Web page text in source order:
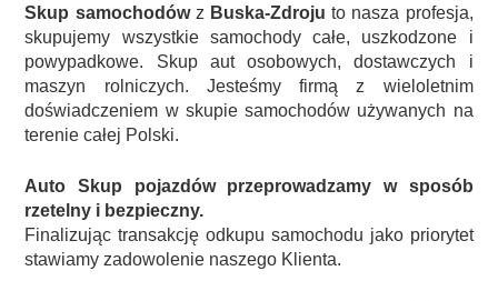
Skup samochodówz Buska-Zdroju to nasza profesja,
skupujemy wszystkie samochody całe, uszkodzone i
powypadkowe. Skup aut osobowych, dostawczych i
maszyn rolniczych. Jesteśmy firmą z wieloletnim
doświadczeniem w skupie samochodów używanych na
terenie całej Polski.
Auto Skup pojazdów przeprowadzamy w sposób
rzetelny i bezpieczny.
Finalizując transakcję odkupu samochodu jako priorytet
stawiamy zadowolenie naszego Klienta.